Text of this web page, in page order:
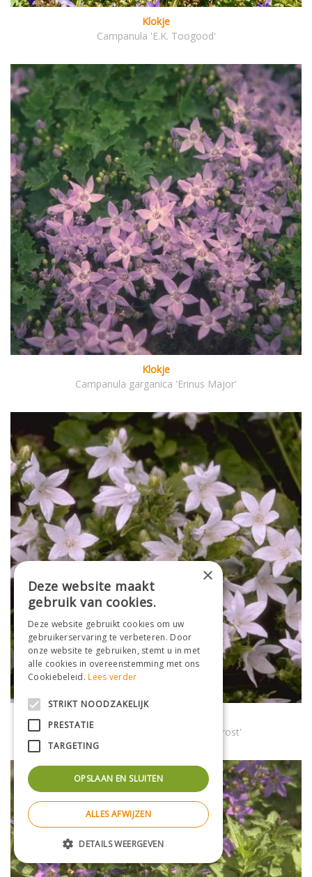
Klokje
Campanula 'E.K. Toogood'
Klokje
Campanula garganica 'Erinus Major'
Campanula poscharskyana 'E.H. Frost'
×
Deze website maakt
gebruik van cookies.
Deze website gebruikt cookies om uw
gebruikerservaring te verbeteren. Door
onze website te gebruiken, stemt u in met
alle cookies in overeenstemming met ons
Cookiebeleid.Lees verder
STRIKT NOODZAKELIJK
PRESTATIE
TARGETING
OPSLAAN EN SLUITEN
ALLES AFWIJZEN
DETAILS WEERGEVEN